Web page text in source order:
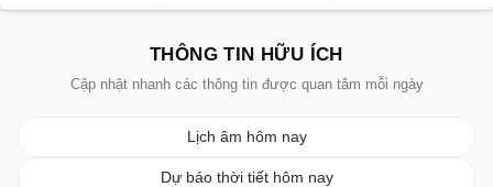
THÔNG TIN HỮU ÍCH
Cập nhật nhanh các thông tin được quan tâm mỗi ngày
Lịch âm hôm nay
Dự báo thời tiết hôm nay